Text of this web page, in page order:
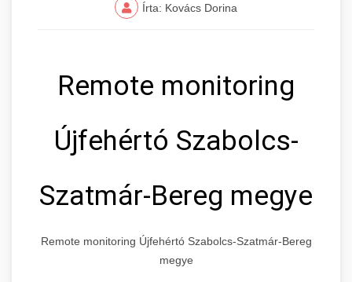
Írta: Kovács Dorina
Remote monitoring
Újfehértó Szabolcs-
Szatmár-Bereg megye
Remote monitoring Újfehértó Szabolcs-Szatmár-Bereg
megye